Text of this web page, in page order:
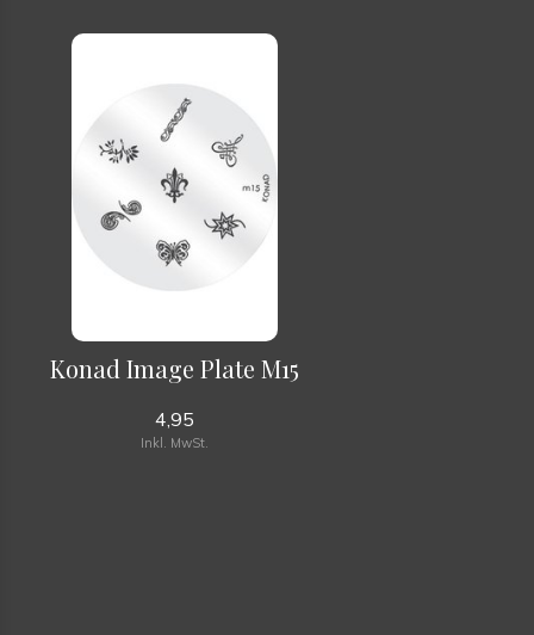
Konad Image Plate M15
4,95
Inkl. MwSt.